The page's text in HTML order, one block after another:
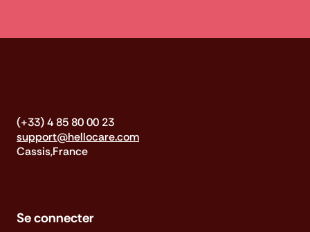
(+33) 4 85 80 00 23
support@hellocare.com
Cassis,France
Se connecter